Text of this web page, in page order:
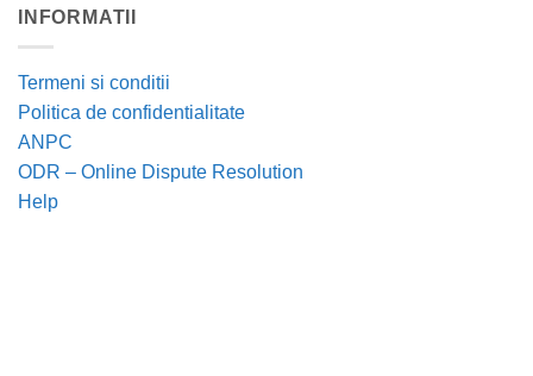
INFORMATII
Termeni si conditii
Politica de confidentialitate
ANPC
ODR – Online Dispute Resolution
Help